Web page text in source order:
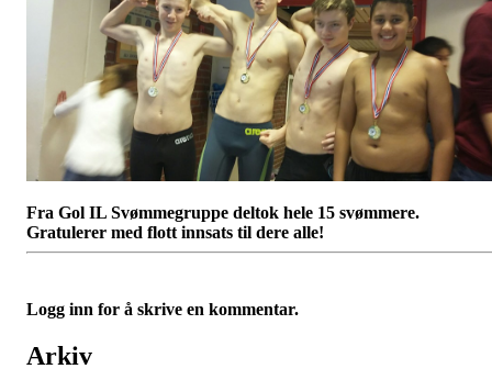
Fra Gol IL Svømmegruppe deltok hele 15 svømmere.
Gratulerer med flott innsats til dere alle!
Logg inn for å skrive en kommentar.
Arkiv